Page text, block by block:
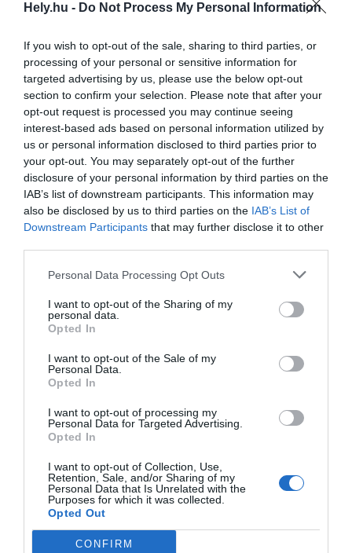
Hely.hu - Do Not Process My Personal Information
If you wish to opt-out of the sale, sharing to third parties, or
processing of your personal or sensitive information for
targeted advertising by us, please use the below opt-out
section to confirm your selection. Please note that after your
opt-out request is processed you may continue seeing
interest-based ads based on personal information utilized by
us or personal information disclosed to third parties prior to
your opt-out. You may separately opt-out of the further
disclosure of your personal information by third parties on the
IAB’s list of downstream participants. This information may
also be disclosed by us to third parties on the IAB’s List of
Downstream Participants that may further disclose it to other
Personal Data Processing Opt Outs
I want to opt-out of the Sharing of my
personal data.
Opted In
I want to opt-out of the Sale of my
Personal Data.
Opted In
I want to opt-out of processing my
Personal Data for Targeted Advertising.
Opted In
I want to opt-out of Collection, Use,
Retention, Sale, and/or Sharing of my
Personal Data that Is Unrelated with the
Purposes for which it was collected.
Opted Out
CONFIRM
LENNIE NÉVADÓJÁHOZ.”
Nyul Zoltán, az Építési és Közlekedési
Minisztérium (ÉKM) magasépítésért felelős
helyettes államtitkára az ünnepségen
elmondta, a kivitelezésre fordítható mintegy
6 milliárd forint forrás lehetővé teszi, hogy az
intézmény funkcionalitását biztosítsák, és
lehetővé válik a gazdaságos működtetés, a
jelentős energiamegtakarítás.
Gundel Károly és Blasutigh Margit
A vendéglátás reformere
Gundel Károly Márton (1883-1956) vendéglős
és gasztronómiai művek írója. Édesapja a
bajorországi Ansbachból származó Gundel
1900-tól Svájc, Németország, Anglia és
tanulta a mesterséget. 1906-ban a
nemzetközi hálókocsi-társaság csorba-tói és
tátralomnici telepének szállodai titkára,
1908-tól igazgatója volt, itt ismerkedett meg